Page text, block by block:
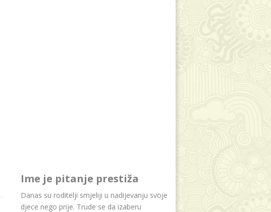
Ime je pitanje prestiža
Danas su roditelji smjeliji u nadijevanju svoje
djece nego prije. Trude se da izaberu